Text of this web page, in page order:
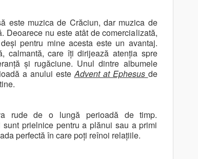
este muzica de Crăciun, dar muzica de
Deoarece nu este atât de comercializată,
pentru mine acesta este un avantaj.
calmantă, care îți dirijează atenția spre
și rugăciune. Unul dintre albumele
a anului esteAdvent at Ephesus de
rude de o lungă perioadă de timp.
prielnice pentru a plănui sau a primi
perfectă în care poți reînoi relațiile.